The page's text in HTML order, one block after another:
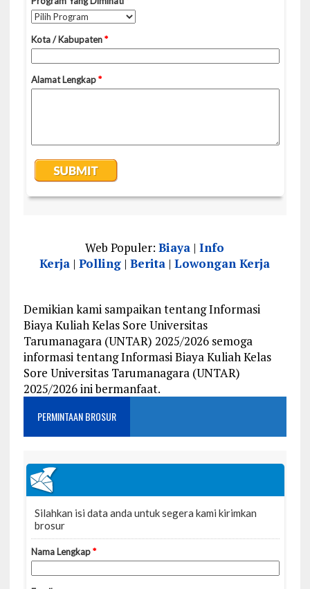
Web Populer:Biaya |Info
Kerja |Polling |Berita |Lowongan Kerja
Demikian kami sampaikan tentang Informasi
Biaya Kuliah Kelas Sore Universitas
Tarumanagara (UNTAR) 2025/2026 semoga
informasi tentang Informasi Biaya Kuliah Kelas
Sore Universitas Tarumanagara (UNTAR)
2025/2026 ini bermanfaat.
PERMINTAAN BROSUR